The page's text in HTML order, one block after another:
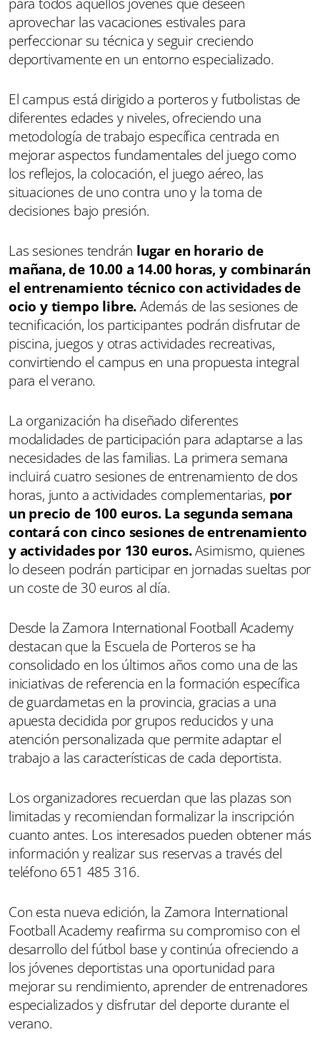
aprovechar las vacaciones estivales para
perfeccionar su técnica y seguir creciendo
deportivamente en un entorno especializado.
El campus está dirigido a porteros y futbolistas de
diferentes edades y niveles, ofreciendo una
metodología de trabajo específica centrada en
mejorar aspectos fundamentales del juego como
los reflejos, la colocación, el juego aéreo, las
situaciones de uno contra uno y la toma de
decisiones bajo presión.
Las sesiones tendrán lugar en horario de
mañana, de 10.00 a 14.00 horas, y combinarán
el entrenamiento técnico con actividades de
ocio y tiempo libre.Además de las sesiones de
tecnificación, los participantes podrán disfrutar de
piscina, juegos y otras actividades recreativas,
convirtiendo el campus en una propuesta integral
para el verano.
La organización ha diseñado diferentes
modalidades de participación para adaptarse a las
necesidades de las familias. La primera semana
incluirá cuatro sesiones de entrenamiento de dos
horas, junto a actividades complementarias, por
un precio de 100 euros. La segunda semana
contará con cinco sesiones de entrenamiento
y actividades por 130 euros.Asimismo, quienes
lo deseen podrán participar en jornadas sueltas por
un coste de 30 euros al día.
Desde la Zamora International Football Academy
destacan que la Escuela de Porteros se ha
consolidado en los últimos años como una de las
iniciativas de referencia en la formación específica
de guardametas en la provincia, gracias a una
apuesta decidida por grupos reducidos y una
atención personalizada que permite adaptar el
trabajo a las características de cada deportista.
Los organizadores recuerdan que las plazas son
limitadas y recomiendan formalizar la inscripción
cuanto antes. Los interesados pueden obtener más
información y realizar sus reservas a través del
teléfono 651 485 316.
Con esta nueva edición, la Zamora International
Football Academy reafirma su compromiso con el
desarrollo del fútbol base y continúa ofreciendo a
los jóvenes deportistas una oportunidad para
mejorar su rendimiento, aprender de entrenadores
especializados y disfrutar del deporte durante el
verano.